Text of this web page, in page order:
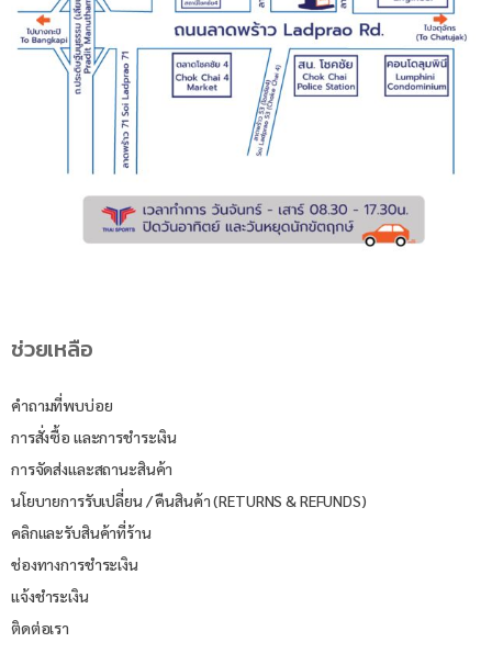
ช่วยเหลือ
คำถามที่พบบ่อย
การสั่งซื้อ และการชำระเงิน
การจัดส่งและสถานะสินค้า
นโยบายการรับเปลี่ยน / คืนสินค้า (RETURNS & REFUNDS)
คลิกและรับสินค้าที่ร้าน
ช่องทางการชำระเงิน
แจ้งชำระเงิน
ติดต่อเรา